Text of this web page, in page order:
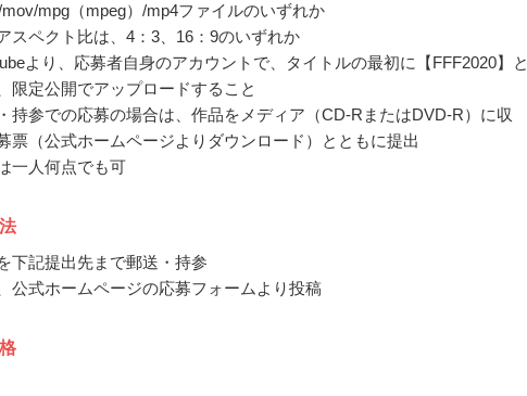
mpg（mpeg）/mp4ファイルのいずれか
スペクト比は、4：3、16：9のいずれか
より、応募者自身のアカウントで、タイトルの最初に【FFF2020】と
限定公開でアップロードすること
持参での応募の場合は、作品をメディア（CD-RまたはDVD-R）に収
票（公式ホームページよりダウンロード）とともに提出
一人何点でも可
下記提出先まで郵送・持参
公式ホームページの応募フォームより投稿